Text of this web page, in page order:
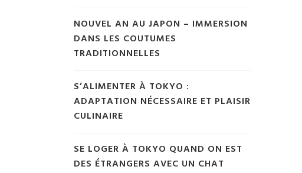
NOUVEL AN AU JAPON – IMMERSION
DANS LES COUTUMES
TRADITIONNELLES
S’ALIMENTER À TOKYO :
ADAPTATION NÉCESSAIRE ET PLAISIR
CULINAIRE
SE LOGER À TOKYO QUAND ON EST
DES ÉTRANGERS AVEC UN CHAT